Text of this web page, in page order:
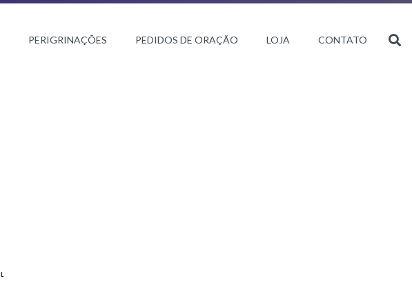
PERIGRINAÇÕES PEDIDOS DE ORAÇÃO LOJA CONTATO